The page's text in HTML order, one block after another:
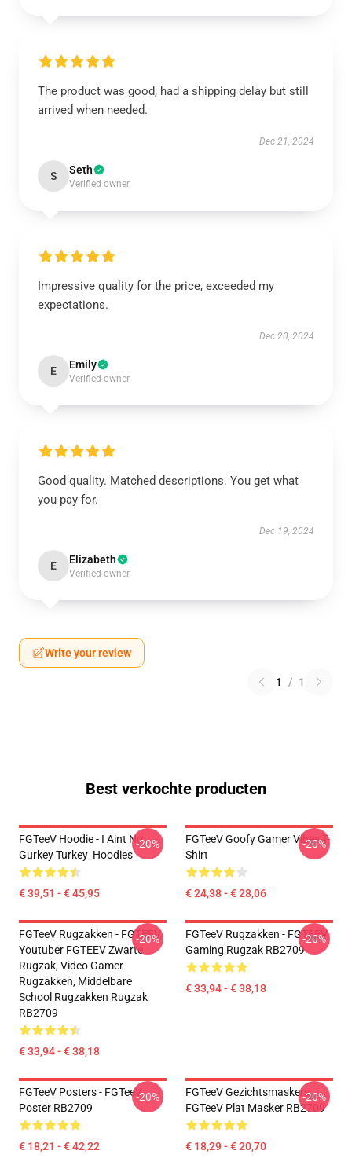
The product was good, had a shipping delay but still
arrived when needed.
Dec 21, 2024
S Seth
Verified owner
Impressive quality for the price, exceeded my
expectations.
Dec 20, 2024
E Emily
Verified owner
Good quality. Matched descriptions. You get what
you pay for.
Dec 19, 2024
E Elizabeth
Verified owner
Write your review
1 / 1
Best verkochte producten
FGTeeV Hoodie - I Aint No
Gurkey Turkey_Hoodies
€ 39,51 - € 45,95
-20%
FGTeeV Goofy Gamer Vibes T-
Shirt
€ 24,38 - € 28,06
-20%
FGTeeV Rugzakken - FGTEEV.
Youtuber FGTEEV Zwarte
Rugzak, Video Gamer
Rugzakken, Middelbare
School Rugzakken Rugzak
RB2709
€ 33,94 - € 38,18
-20%
FGTeeV Rugzakken - FGTEEV
Gaming Rugzak RB2709
€ 33,94 - € 38,18
-20%
FGTeeV Posters - FGTeeV
Poster RB2709
€ 18,21 - € 42,22
-20%
FGTeeV Gezichtsmaskers.
FGTeeV Plat Masker RB2709
€ 18,29 - € 20,70
-20%